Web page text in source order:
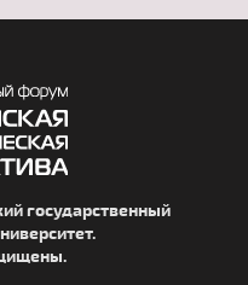
государственный